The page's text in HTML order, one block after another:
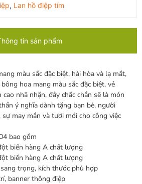
, Lan hồ điệp tím
tin sản phẩm
màu sắc đặc biệt, hài hòa và lạ mắt,
hoa mang màu sắc đặc biệt, vẻ
nhã nhặn, đây chắc chắn sẽ là món
ý nghĩa dành tặng bạn bè, người
may mắn và tươi mới cho công việc
bao gồm
biến hàng A chất lượng
biến hàng A chất lượng
trọng, kích thước phù hợp
banner thông điệp